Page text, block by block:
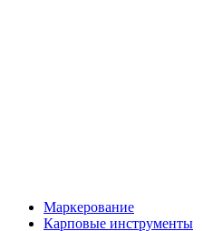
Маркерование
Карповые инструменты